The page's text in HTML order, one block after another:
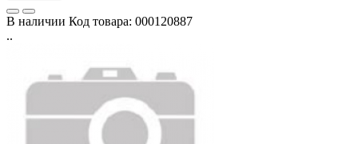
В наличии Код товара: 000120887
..